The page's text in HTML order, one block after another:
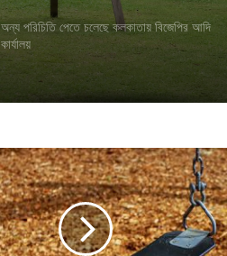
অন্য পরিচিতি পেতে চলেছে কলকাতায় বিজেপির আদি
কার্যালয়